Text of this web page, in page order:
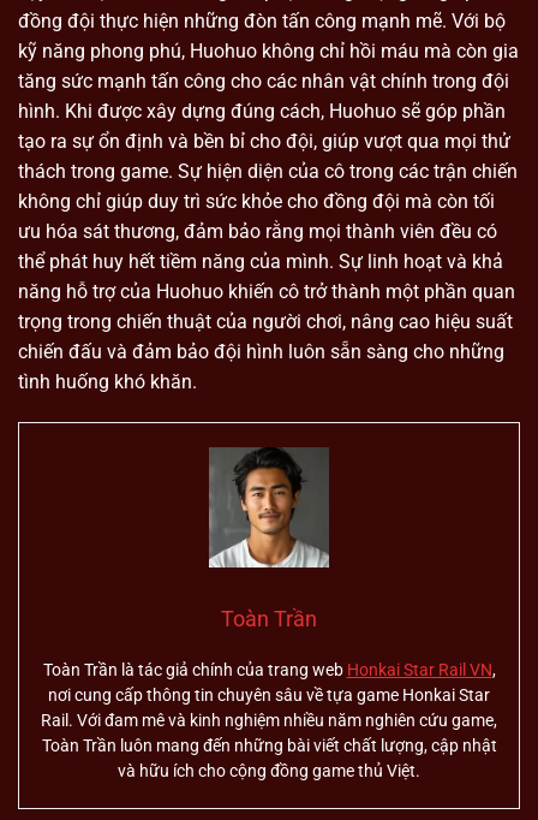
đồng đội thực hiện những đòn tấn công mạnh mẽ. Với bộ
kỹ năng phong phú, Huohuo không chỉ hồi máu mà còn gia
tăng sức mạnh tấn công cho các nhân vật chính trong đội
hình. Khi được xây dựng đúng cách, Huohuo sẽ góp phần
tạo ra sự ổn định và bền bỉ cho đội, giúp vượt qua mọi thử
thách trong game. Sự hiện diện của cô trong các trận chiến
không chỉ giúp duy trì sức khỏe cho đồng đội mà còn tối
ưu hóa sát thương, đảm bảo rằng mọi thành viên đều có
thể phát huy hết tiềm năng của mình. Sự linh hoạt và khả
năng hỗ trợ của Huohuo khiến cô trở thành một phần quan
trọng trong chiến thuật của người chơi, nâng cao hiệu suất
chiến đấu và đảm bảo đội hình luôn sẵn sàng cho những
tình huống khó khăn.
Toàn Trần
Toàn Trần là tác giả chính của trang web Honkai Star Rail VN,
nơi cung cấp thông tin chuyên sâu về tựa game Honkai Star
Rail. Với đam mê và kinh nghiệm nhiều năm nghiên cứu game,
Toàn Trần luôn mang đến những bài viết chất lượng, cập nhật
và hữu ích cho cộng đồng game thủ Việt.